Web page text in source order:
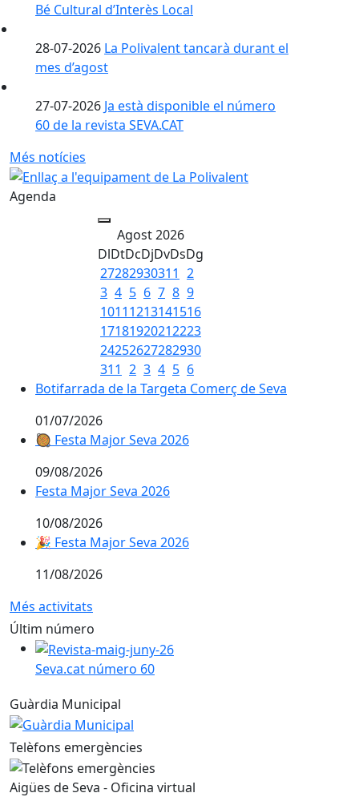
Bé Cultural d’Interès Local
28-07-2026 La Polivalent tancarà durant el
mes d’agost
27-07-2026 Ja està disponible el número
60 de la revista SEVA.CAT
Més notícies
Agenda
Agost 2026
DlDtDcDjDvDsDg
27282930311 2
3 4 5 6 7 8 9
10111213141516
17181920212223
24252627282930
311 2 3 4 5 6
Botifarrada de la Targeta Comerç de Seva
Botifarrada de la Targeta Comerç de Seva
01/07/2026
🥘 Festa Major Seva 2026
🥘 Festa Major Seva 2026
09/08/2026
Festa Major Seva 2026
Festa Major Seva 2026
10/08/2026
🎉 Festa Major Seva 2026
🎉 Festa Major Seva 2026
11/08/2026
Més activitats
Últim número
Seva.cat número 60
Guàrdia Municipal
Telèfons emergències
Aigües de Seva - Oficina virtual